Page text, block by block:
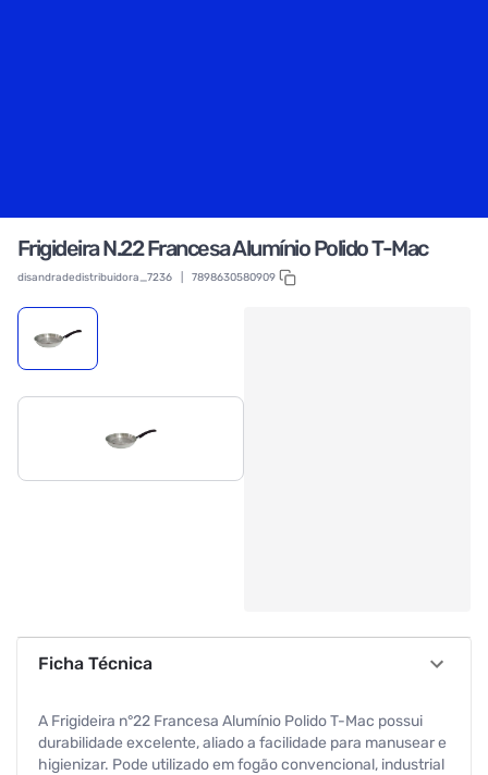
Frigideira N.22 Francesa Alumínio Polido T-Mac
disandradedistribuidora_7236 7898630580909
Ficha Técnica
A Frigideira n°22 Francesa Alumínio Polido T-Mac possui
durabilidade excelente, aliado a facilidade para manusear e
higienizar. Pode utilizado em fogão convencional, industrial